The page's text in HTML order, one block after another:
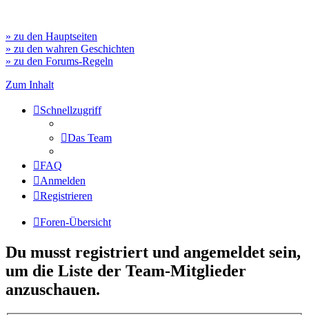
» zu den Hauptseiten
» zu den wahren Geschichten
» zu den Forums-Regeln
Zum Inhalt
Schnellzugriff
Das Team
FAQ
Anmelden
Registrieren
Foren-Übersicht
Du musst registriert und angemeldet sein,
um die Liste der Team-Mitglieder
anzuschauen.